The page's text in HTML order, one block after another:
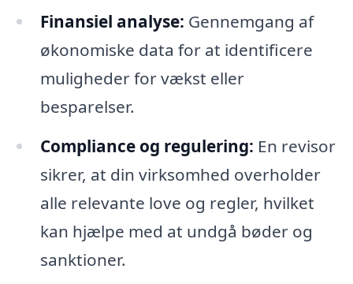
Finansiel analyse: Gennemgang af
økonomiske data for at identificere
muligheder for vækst eller
besparelser.
Compliance og regulering: En revisor
sikrer, at din virksomhed overholder
alle relevante love og regler, hvilket
kan hjælpe med at undgå bøder og
sanktioner.